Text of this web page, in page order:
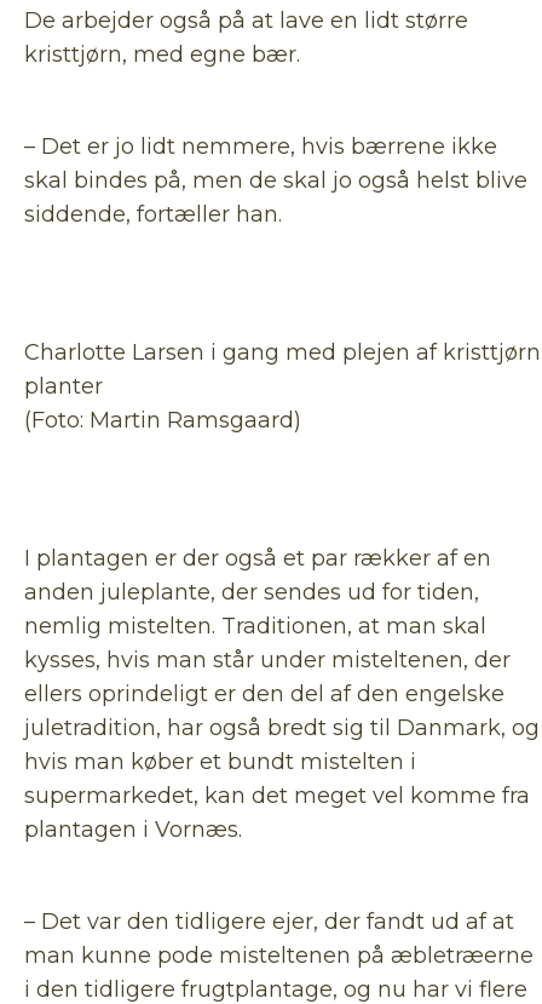
De arbejder også på at lave en lidt større
kristtjørn, med egne bær.
– Det er jo lidt nemmere, hvis bærrene ikke
skal bindes på, men de skal jo også helst blive
siddende, fortæller han.
Charlotte Larsen i gang med plejen af kristtjørn
planter
(Foto: Martin Ramsgaard)
I plantagen er der også et par rækker af en
anden juleplante, der sendes ud for tiden,
nemlig mistelten. Traditionen, at man skal
kysses, hvis man står under misteltenen, der
ellers oprindeligt er den del af den engelske
juletradition, har også bredt sig til Danmark, og
hvis man køber et bundt mistelten i
supermarkedet, kan det meget vel komme fra
plantagen i Vornæs.
– Det var den tidligere ejer, der fandt ud af at
man kunne pode misteltenen på æbletræerne
i den tidligere frugtplantage, og nu har vi flere